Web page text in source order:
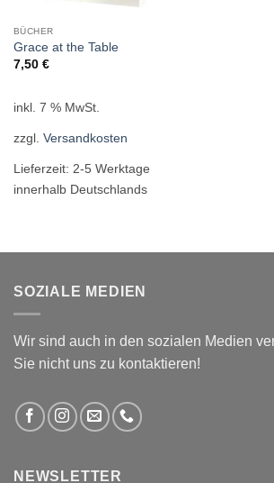
BÜCHER
Grace at the Table
7,50 €
inkl. 7 % MwSt.
zzgl. Versandkosten
Lieferzeit: 2-5 Werktage
innerhalb Deutschlands
SOZIALE MEDIEN
Wir sind auch in den sozialen Medien
Sie nicht uns zu kontaktieren!
NEWSLETTER